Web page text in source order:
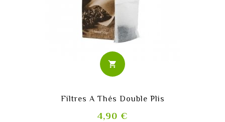
shopping_cart
Filtres A Thés Double Plis
4,90 €